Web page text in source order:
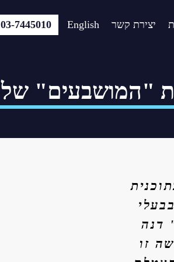
יצירת קשר English
03-7445010
"המושבעים" של
בבעלי
דנה
זו